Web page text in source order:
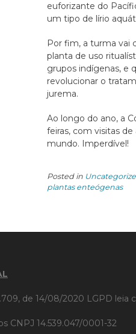
euforizante do
um tipo de lírio
Por fim, a turma vai
planta de uso
grupos indígenas, e
revolucionar o
jurema.
Ao longo do ano, a
feiras, com visitas
mundo. Imperdível!
Posted in
plantas enteógenas
de 14/08/2020 LGPD leia
CNPJ 14.539.047/0001-32